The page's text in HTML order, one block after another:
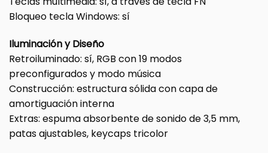
Bloqueo tecla Windows: sí
Iluminación y Diseño
Retroiluminado: sí, RGB con 19 modos
preconfigurados y modo música
Construcción: estructura sólida con capa de
amortiguación interna
Extras: espuma absorbente de sonido de 3,5 mm,
patas ajustables, keycaps tricolor